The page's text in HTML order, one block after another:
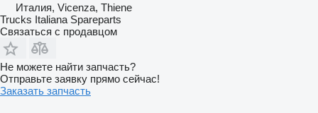
Италия, Vicenza, Thiene
Trucks Italiana Spareparts
Связаться с продавцом
Не можете найти запчасть?
Отправьте заявку прямо сейчас!
Заказать запчасть